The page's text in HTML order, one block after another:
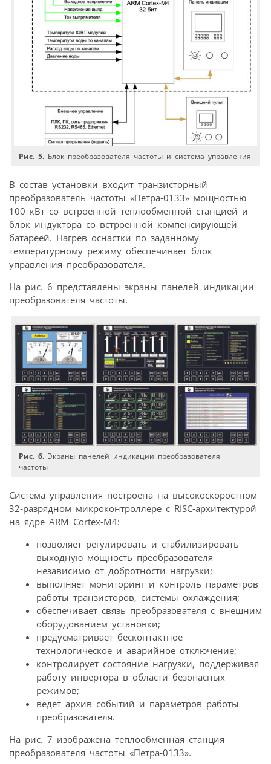
Рис. 5. Блок преобразователя частоты и система управления
В состав установки входит транзисторный
преобразователь частоты «Петра‑0133» мощностью
100 кВт со встроенной теплообменной станцией и
блок индуктора со встроенной компенсирующей
батареей. Нагрев оснастки по заданному
температурному режиму обеспечивает блок
управления преобразователя.
На рис. 6 представлены экраны панелей индикации
преобразователя частоты.
Рис. 6. Экраны панелей индикации преобразователя
частоты
Система управления построена на высокоскоростном
32‑разрядном микроконтроллере с RISC-архитектурой
на ядре ARM Cortex-M4:
позволяет регулировать и стабилизировать
выходную мощность преобразователя
независимо от добротности нагрузки;
выполняет мониторинг и контроль параметров
работы транзисторов, системы охлаждения;
обеспечивает связь преобразователя с внешним
оборудованием установки;
предусматривает бесконтактное
технологическое и аварийное отключение;
контролирует состояние нагрузки, поддерживая
работу инвертора в области безопасных
режимов;
ведет архив событий и параметров работы
преобразователя.
На рис. 7 изображена теплообменная станция
преобразователя частоты «Петра‑0133».